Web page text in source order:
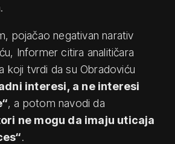
pojačao negativan narativ
Informer citira analitičara
koji tvrdi da su Obradoviću
interesi, a ne interesi
, a potom navodi da
ne mogu da imaju uticaja
.